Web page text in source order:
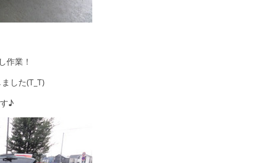
作業！
した(T_T)
♪